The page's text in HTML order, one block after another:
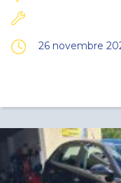
26 novembre